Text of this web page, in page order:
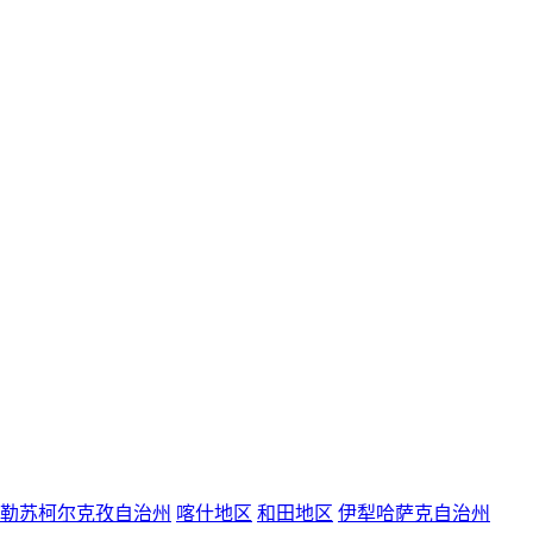
苏柯尔克孜自治州 喀什地区 和田地区 伊犁哈萨克自治州